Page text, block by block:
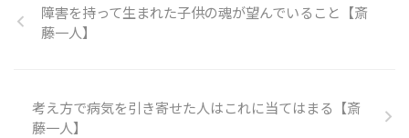
障害を持って生まれた子供の魂が望んでいること【斎
藤一人】
考え方で病気を引き寄せた人はこれに当てはまる【斎
藤一人】